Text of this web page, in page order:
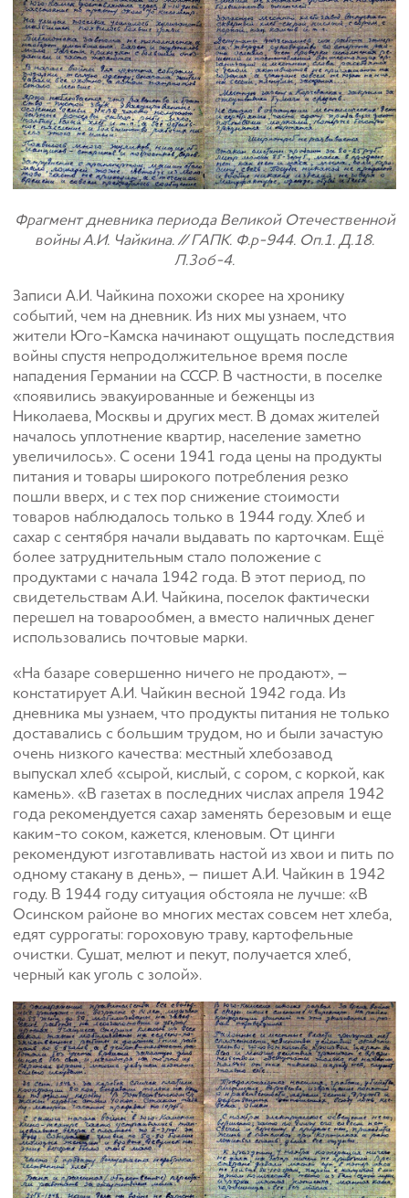
Фрагмент дневника периода Великой Отечественной
войны А.И. Чайкина. // ГАПК. Ф.р-944. Оп.1. Д.18.
Л.3об-4.
Записи А.И. Чайкина похожи скорее на хронику
событий, чем на дневник. Из них мы узнаем, что
жители Юго-Камска начинают ощущать последствия
войны спустя непродолжительное время после
нападения Германии на СССР. В частности, в поселке
«появились эвакуированные и беженцы из
Николаева, Москвы и других мест. В домах жителей
началось уплотнение квартир, население заметно
увеличилось». С осени 1941 года цены на продукты
питания и товары широкого потребления резко
пошли вверх, и с тех пор снижение стоимости
товаров наблюдалось только в 1944 году. Хлеб и
сахар с сентября начали выдавать по карточкам. Ещё
более затруднительным стало положение с
продуктами с начала 1942 года. В этот период, по
свидетельствам А.И. Чайкина, поселок фактически
перешел на товарообмен, а вместо наличных денег
использовались почтовые марки.
«На базаре совершенно ничего не продают», –
констатирует А.И. Чайкин весной 1942 года. Из
дневника мы узнаем, что продукты питания не только
доставались с большим трудом, но и были зачастую
очень низкого качества: местный хлебозавод
выпускал хлеб «сырой, кислый, с сором, с коркой, как
камень». «В газетах в последних числах апреля 1942
года рекомендуется сахар заменять березовым и еще
каким-то соком, кажется, кленовым. От цинги
рекомендуют изготавливать настой из хвои и пить по
одному стакану в день», – пишет А.И. Чайкин в 1942
году. В 1944 году ситуация обстояла не лучше: «В
Осинском районе во многих местах совсем нет хлеба,
едят суррогаты: гороховую траву, картофельные
очистки. Сушат, мелют и пекут, получается хлеб,
черный как уголь с золой».